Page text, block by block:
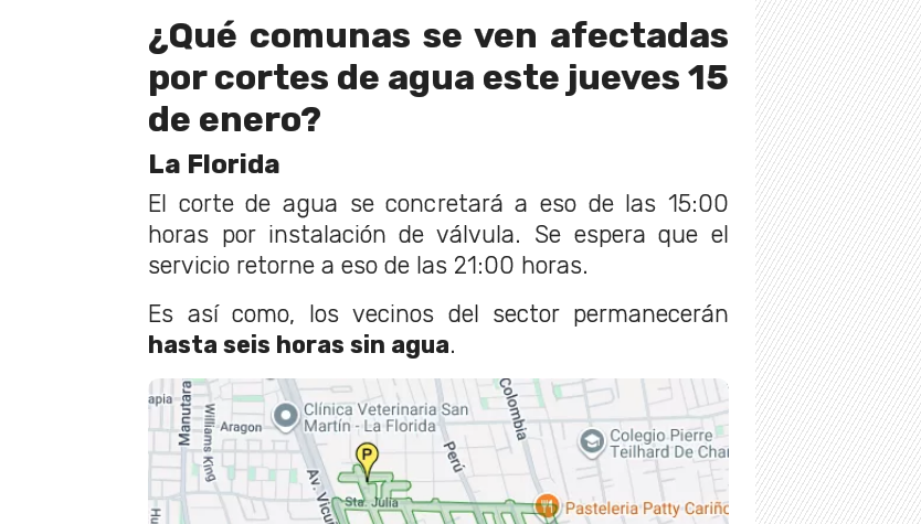
¿Qué comunas se ven afectadas
por cortes de agua este jueves 15
de enero?
La Florida
El corte de agua se concretará a eso de las 15:00
horas por instalación de válvula. Se espera que el
servicio retorne a eso de las 21:00 horas.
Es así como, los vecinos del sector permanecerán
hasta seis horas sin agua.